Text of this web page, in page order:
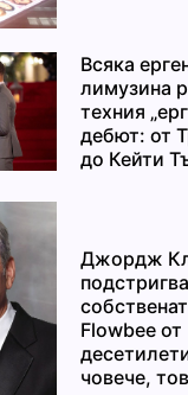
Всяка
лимузина
техния
дебют: от
до Кейти
Джордж
подстригва
Flowbee от
човече,